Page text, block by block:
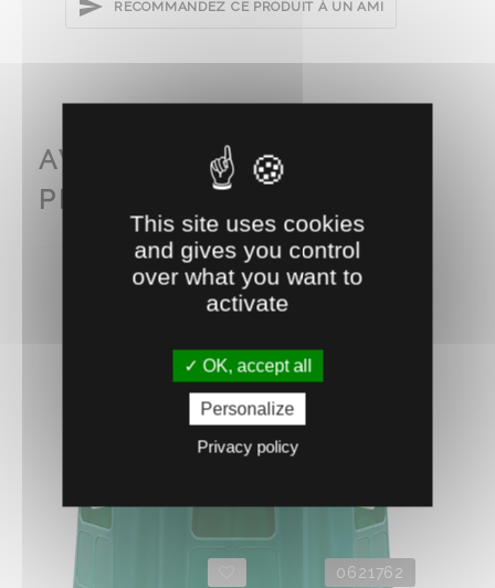
RECOMMANDEZ CE PRODUIT À UN AMI
AVEC CE PRODUIT
PENSEZ AUSSI À...
0621762
This site uses cookies
and gives you control
over what you want to
activate
OK, accept all
Personalize
Privacy policy